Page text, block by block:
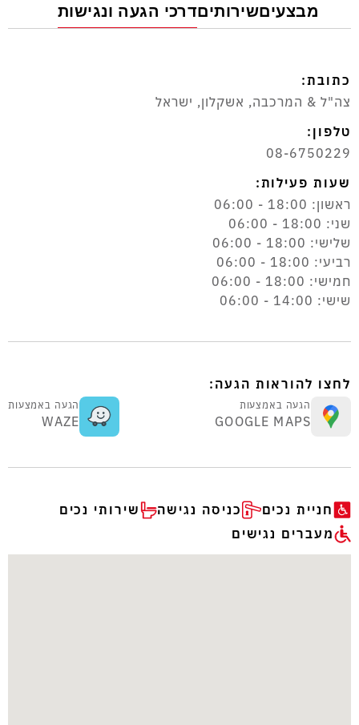
מבצעיםשירותיםדרכי הגעה ונגישות
כתובת:
צה"ל & המרכבה, אשקלון, ישראל
טלפון:
08-6750229
שעות פעילות:
ראשון: 18:00 - 06:00
שני: 18:00 - 06:00
שלישי: 18:00 - 06:00
רביעי: 18:00 - 06:00
חמישי: 18:00 - 06:00
שישי: 14:00 - 06:00
לחצו להוראות הגעה:
הגעה באמצעות
GOOGLE MAPS
הגעה באמצעות
WAZE
חניית נכים כניסה נגישה
שירותי נכים
מעברים נגישים